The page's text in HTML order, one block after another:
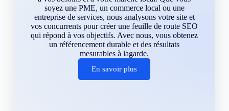
soyez une PME, un commerce local ou une
entreprise de services, nous analysons votre site et
vos concurrents pour créer une feuille de route SEO
qui répond à vos objectifs. Avec nous, vous obtenez
un référencement durable et des résultats
mesurables à lagarde.
En savoir plus